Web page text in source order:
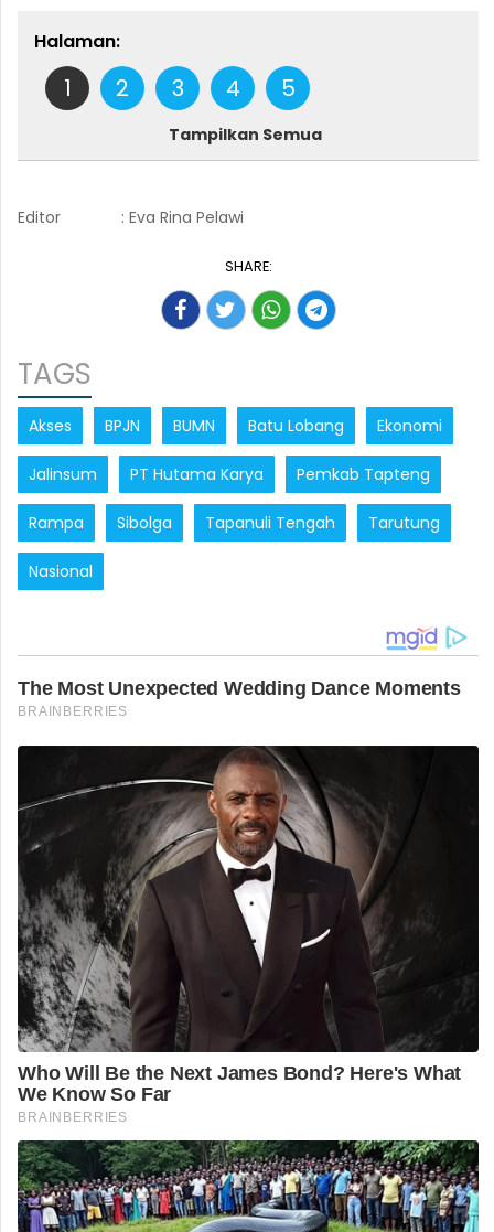
Halaman:
1 2 3 4 5
Tampilkan Semua
Editor : Eva Rina Pelawi
SHARE:
TAGS
Akses BPJN BUMN Batu Lobang Ekonomi
Jalinsum PT Hutama Karya Pemkab Tapteng
Rampa Sibolga Tapanuli Tengah Tarutung
Nasional